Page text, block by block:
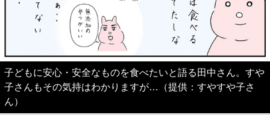
子どもに安心・安全なものを食べたいと語る田中さん。すや
子さんもその気持はわかりますが…（提供：すやすや子さ
ん）